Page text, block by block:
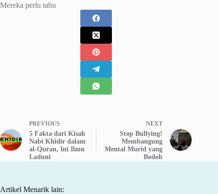
Mereka perlu tahu
PREVIOUS
5 Fakta dari Kisah
Nabi Khidir dalam
al-Quran, Ini Ilmu
Laduni
NEXT
Stop Bullying!
Membangung
Mental Murid yang
Bodoh
Artikel Menarik lain: